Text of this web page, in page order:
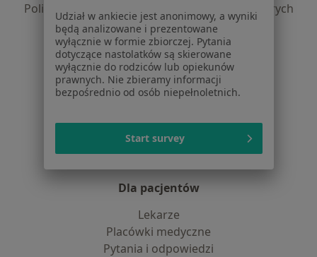
Polityka prywatności dla profesjonalistów, których
dane pozyskaliśmy samodzielnie
Polityka cookies
Jak działają wyniki wyszukiwania
Dostępność
O nas
Partnerzy
Centrum prasowe
Dla pacjentów
Lekarze
Placówki medyczne
Pytania i odpowiedzi
Udział w ankiecie jest anonimowy, a wyniki
będą analizowane i prezentowane
wyłącznie w formie zbiorczej. Pytania
dotyczące nastolatków są skierowane
wyłącznie do rodziców lub opiekunów
prawnych. Nie zbieramy informacji
bezpośrednio od osób niepełnoletnich.
Start survey